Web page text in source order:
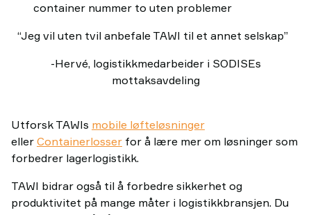
container nummer to uten problemer
“Jeg vil uten tvil anbefale TAWI til et annet selskap”
-Hervé, logistikkmedarbeider i SODISEs
mottaksavdeling
Utforsk TAWIs mobile løfteløsninger
eller Containerlosser for å lære mer om løsninger som
forbedrer lagerlogistikk.
TAWI bidrar også til å forbedre sikkerhet og
produktivitet på mange måter i logistikkbransjen. Du